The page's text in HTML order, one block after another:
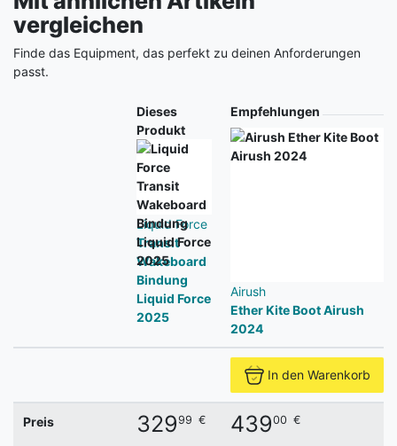
vergleichen
Finde das Equipment, das perfekt zu deinen Anforderungen
passt.
Dieses
Produkt
Liquid Force
Transit
Wakeboard
Bindung
Liquid Force
2025
Empfehlungen
Airush
Ether Kite Boot Airush
2024
In den Warenkorb
Preis 32999 € 43900 €